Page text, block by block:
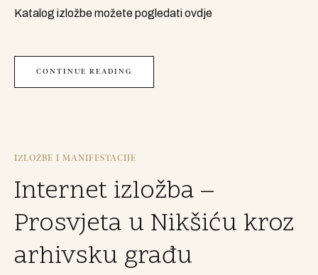
Katalog izložbe možete pogledati ovdje
CONTINUE READING
IZLOŽBE I MANIFESTACIJE
Internet izložba –
Prosvjeta u Nikšiću kroz
arhivsku građu